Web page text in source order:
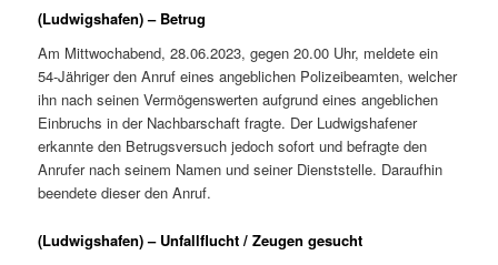
(Ludwigshafen) – Betrug
Am Mittwochabend, 28.06.2023, gegen 20.00 Uhr, meldete ein
54-Jähriger den Anruf eines angeblichen Polizeibeamten, welcher
ihn nach seinen Vermögenswerten aufgrund eines angeblichen
Einbruchs in der Nachbarschaft fragte. Der Ludwigshafener
erkannte den Betrugsversuch jedoch sofort und befragte den
Anrufer nach seinem Namen und seiner Dienststelle. Daraufhin
beendete dieser den Anruf.
(Ludwigshafen) – Unfallflucht / Zeugen gesucht